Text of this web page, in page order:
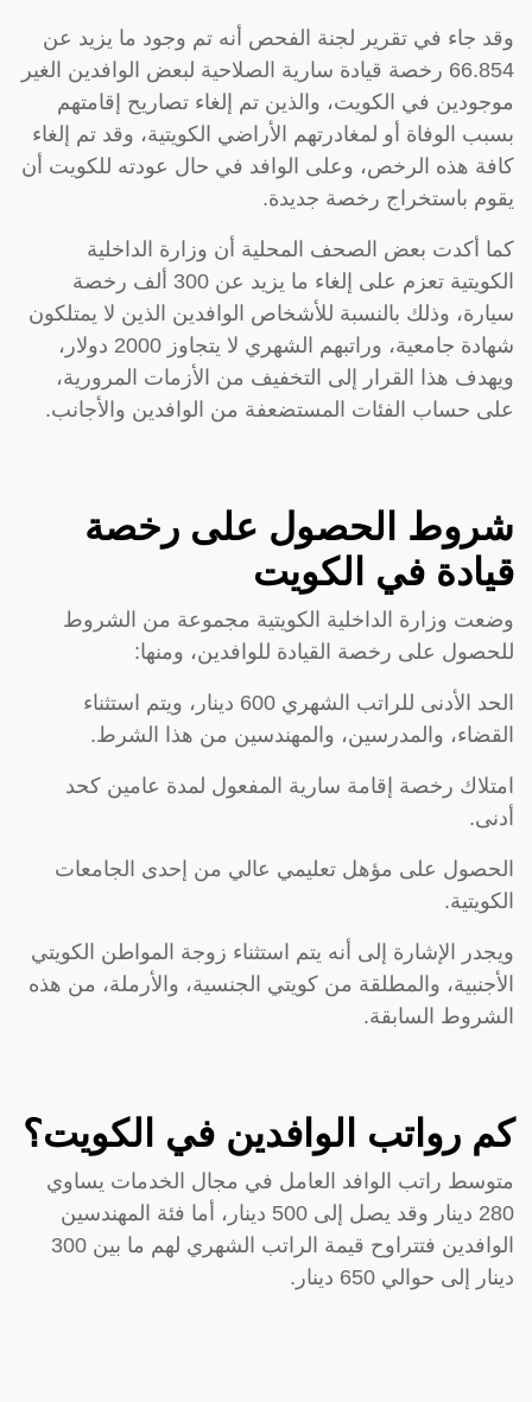
وقد جاء في تقرير لجنة الفحص أنه تم وجود ما يزيد عن
66.854 رخصة قيادة سارية الصلاحية لبعض الوافدين الغير
موجودين في الكويت، والذين تم إلغاء تصاريح إقامتهم
بسبب الوفاة أو لمغادرتهم الأراضي الكويتية، وقد تم إلغاء
كافة هذه الرخص، وعلى الوافد في حال عودته للكويت أن
يقوم باستخراج رخصة جديدة.
كما أكدت بعض الصحف المحلية أن وزارة الداخلية
الكويتية تعزم على إلغاء ما يزيد عن 300 ألف رخصة
سيارة، وذلك بالنسبة للأشخاص الوافدين الذين لا يمتلكون
شهادة جامعية، وراتبهم الشهري لا يتجاوز 2000 دولار،
ويهدف هذا القرار إلى التخفيف من الأزمات المرورية،
على حساب الفئات المستضعفة من الوافدين والأجانب.
شروط الحصول على رخصة
قيادة في الكويت
وضعت وزارة الداخلية الكويتية مجموعة من الشروط
للحصول على رخصة القيادة للوافدين، ومنها:
الحد الأدنى للراتب الشهري 600 دينار، ويتم استثناء
القضاء، والمدرسين، والمهندسين من هذا الشرط.
امتلاك رخصة إقامة سارية المفعول لمدة عامين كحد
أدنى.
الحصول على مؤهل تعليمي عالي من إحدى الجامعات
الكويتية.
ويجدر الإشارة إلى أنه يتم استثناء زوجة المواطن الكويتي
الأجنبية، والمطلقة من كويتي الجنسية، والأرملة، من هذه
الشروط السابقة.
كم رواتب الوافدين في الكويت؟
متوسط راتب الوافد العامل في مجال الخدمات يساوي
280 دينار وقد يصل إلى 500 دينار، أما فئة المهندسين
الوافدين فتتراوح قيمة الراتب الشهري لهم ما بين 300
دينار إلى حوالي 650 دينار.